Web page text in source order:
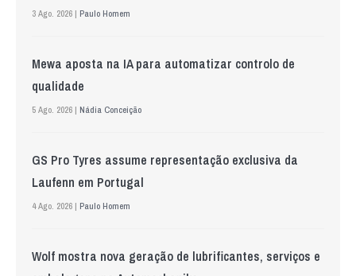
3 Ago. 2026 | Paulo Homem
Mewa aposta na IA para automatizar controlo de
qualidade
5 Ago. 2026 | Nádia Conceição
GS Pro Tyres assume representação exclusiva da
Laufenn em Portugal
4 Ago. 2026 | Paulo Homem
Wolf mostra nova geração de lubrificantes, serviços e